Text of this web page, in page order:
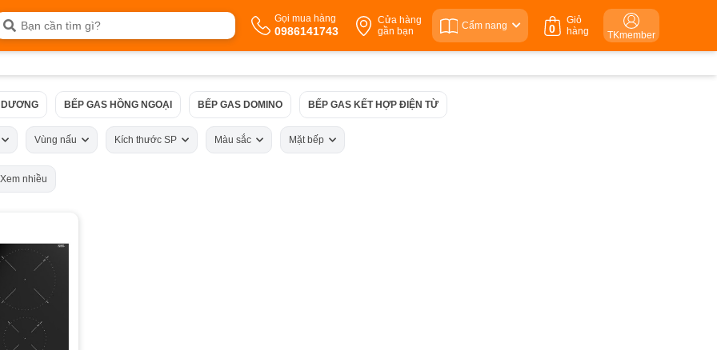
Gọi mua hàng
0986141743
Cửa hàng
gần bạn
Cẩm nang
Giỏ
hàng
0 TKmember
BẾP GAS HỒNG NGOẠI BẾP GAS DOMINO BẾP GAS KẾT HỢP ĐIỆN TỪ
Vùng nấu Kích thước SP Màu sắc Mặt bếp
Xem nhiều